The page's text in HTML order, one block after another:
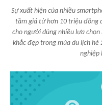
Sự xuất hiện của nhiều
tầm giá từ hơn 10 triệu đồng
cho người dùng nhiều lựa
khắc đẹp trong mùa du lịch
nghiệp